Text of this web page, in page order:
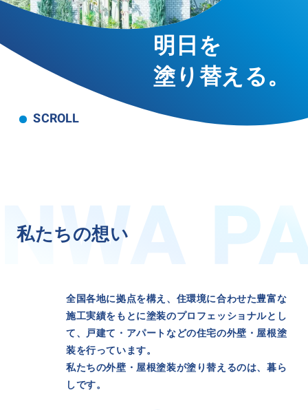
いえもる
外壁のミカタ（塗り替え相談所）
施工事例
外壁セルフチェック
無料点検・お見積もり
キャリア形成
ニュース
よくある質問
明 日 を
塗り 替え る。
SCROLL
私たちの想い
全国各地に拠点を構え、住環境に合わせた豊富な
施工実績をもとに塗装のプロフェッショナルとし
て、戸建て・アパートなどの住宅の外壁・屋根塗
装を行っています。
私たちの外壁・屋根塗装が塗り替えるのは、暮ら
しです。